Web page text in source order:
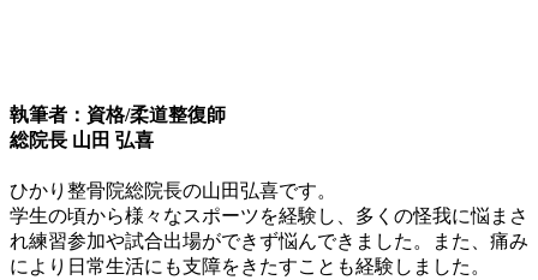
執筆者：資格/柔道整復師
総院長 山田 弘喜
ひかり整骨院総院長の山田弘喜です。
学生の頃から様々なスポーツを経験し、多くの怪我に悩まさ
れ練習参加や試合出場ができず悩んできました。また、痛み
により日常生活にも支障をきたすことも経験しました。